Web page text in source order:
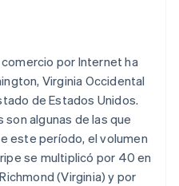
por Internet ha
Virginia Occidental
de Estados Unidos.
algunas de las que
este período, el volumen
se multiplicó por 40 en
(Virginia) y por